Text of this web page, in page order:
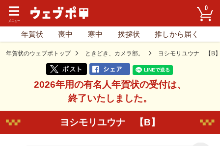
0
年賀状 喪中 寒中 挨拶状 推しから届く
年賀状のウェブポトップ ときどき、カメラ部。 ヨシモリユウナ 【B
2026年用の有名人年賀状の受付は、
終了いたしました。
ヨシモリユウナ 【B】